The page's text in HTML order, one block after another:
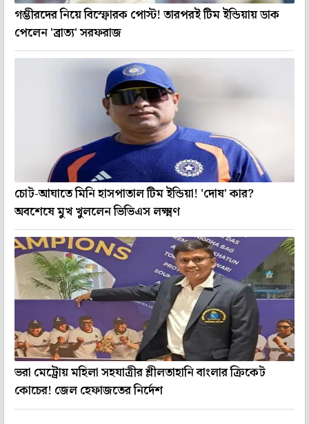
গম্ভীরদের নিয়ে বিস্ফোরক পোস্ট! তারপরই টিম ইন্ডিয়ায় ডাক
পেলেন 'ব্রাত্য' সরফরাজ
চোট-আঘাতে মিনি হাসপাতাল টিম ইন্ডিয়া! 'দোষ' কার?
অবশেষে মুখ খুললেন ভিভিএস লক্ষ্মণ
ভরা মেট্রোয় মহিলা সহযাত্রীর শ্লীলতাহানি বাংলার ক্রিকেট
কোচের! জেল হেফাজতের নির্দেশ